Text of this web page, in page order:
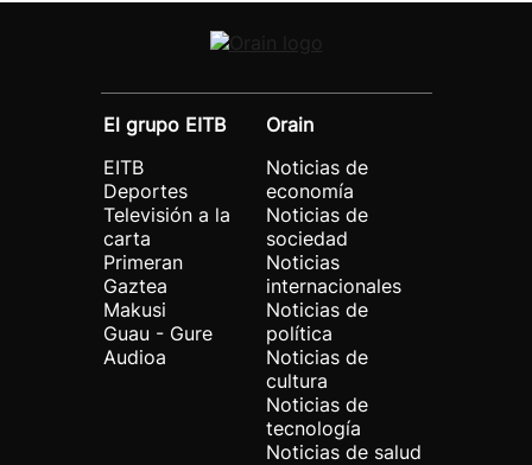
El grupo EITB
EITB
Deportes
Televisión a la
carta
Primeran
Gaztea
Makusi
Guau - Gure
Audioa
Orain
Noticias de
economía
Noticias de
sociedad
Noticias
internacionales
Noticias de
política
Noticias de
cultura
Noticias de
tecnología
Noticias de salud